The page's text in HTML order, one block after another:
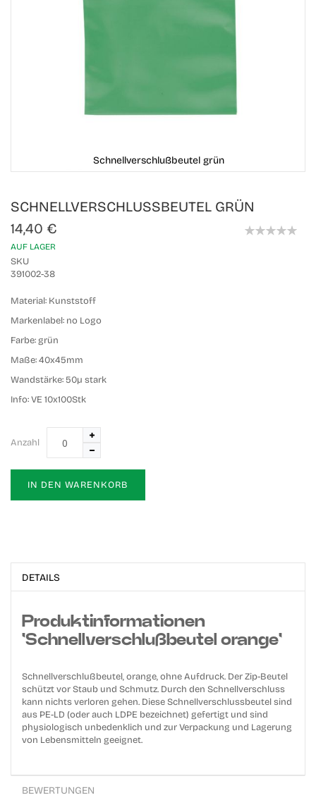
SCHNELLVERSCHLUSSBEUTEL GRÜN
14,40 €
AUF LAGER
SKU
391002-38
Material: Kunststoff
Markenlabel: no Logo
Farbe: grün
Maße:40x45mm
Wandstärke: 50µ stark
Info:VE 10x100Stk
Anzahl
IN DEN WARENKORB
Schnellverschlußbeutel grün
to
beginning
of
images
gallery
DETAILS
Produktinformationen
'Schnellverschlußbeutel orange'
Schnellverschlußbeutel, orange, ohne Aufdruck. Der Zip-Beutel
schützt vor Staub und Schmutz. Durch den Schnellverschluss
kann nichts verloren gehen. Diese Schnellverschlussbeutel sind
aus PE-LD (oder auch LDPE bezeichnet) gefertigt und sind
physiologisch unbedenklich und zur Verpackung und Lagerung
von Lebensmitteln geeignet.
BEWERTUNGEN